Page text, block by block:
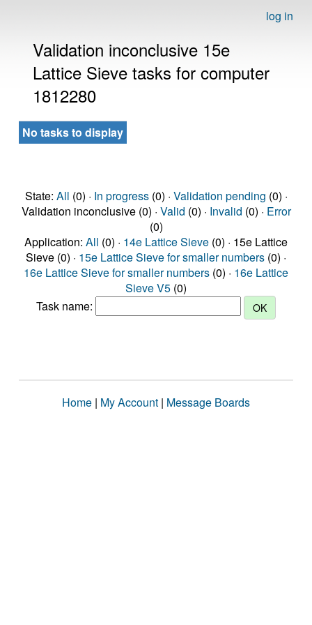
log in
Validation inconclusive 15e
Lattice Sieve tasks for computer
1812280
No tasks to display
State: All (0) · In progress(0) · Validation pending (0) ·
Validation inconclusive (0) · Valid (0) · Invalid (0) · Error
(0)
Application: All (0) · 14e Lattice Sieve (0) · 15e Lattice
Sieve (0) · 15e Lattice Sieve for smaller numbers (0) ·
16e Lattice Sieve for smaller numbers (0) · 16e Lattice
Sieve V5 (0)
Task name:
Home | My Account | Message Boards